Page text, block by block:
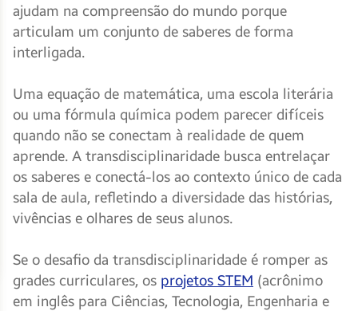
ajudam na compreensão do mundo porque
articulam um conjunto de saberes de forma
interligada.
Uma equação de matemática, uma escola literária
ou uma fórmula química podem parecer difíceis
quando não se conectam à realidade de quem
aprende. A transdisciplinaridade busca entrelaçar
os saberes e conectá-los ao contexto único de cada
sala de aula, refletindo a diversidade das histórias,
vivências e olhares de seus alunos.
Se o desafio da transdisciplinaridade é romper as
grades curriculares, os projetos STEM (acrônimo
em inglês para Ciências, Tecnologia, Engenharia e